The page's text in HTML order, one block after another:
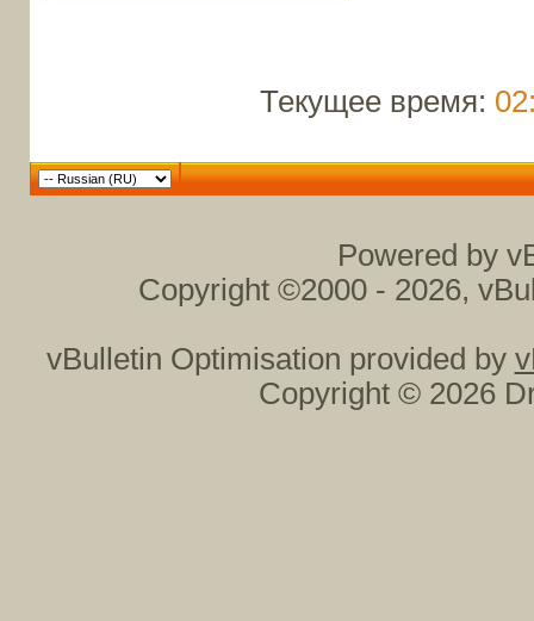
Текущее время:
Powered by
Copyright ©2000 - 2026,
vBulletin Optimisation provided by
Copyright © 2026